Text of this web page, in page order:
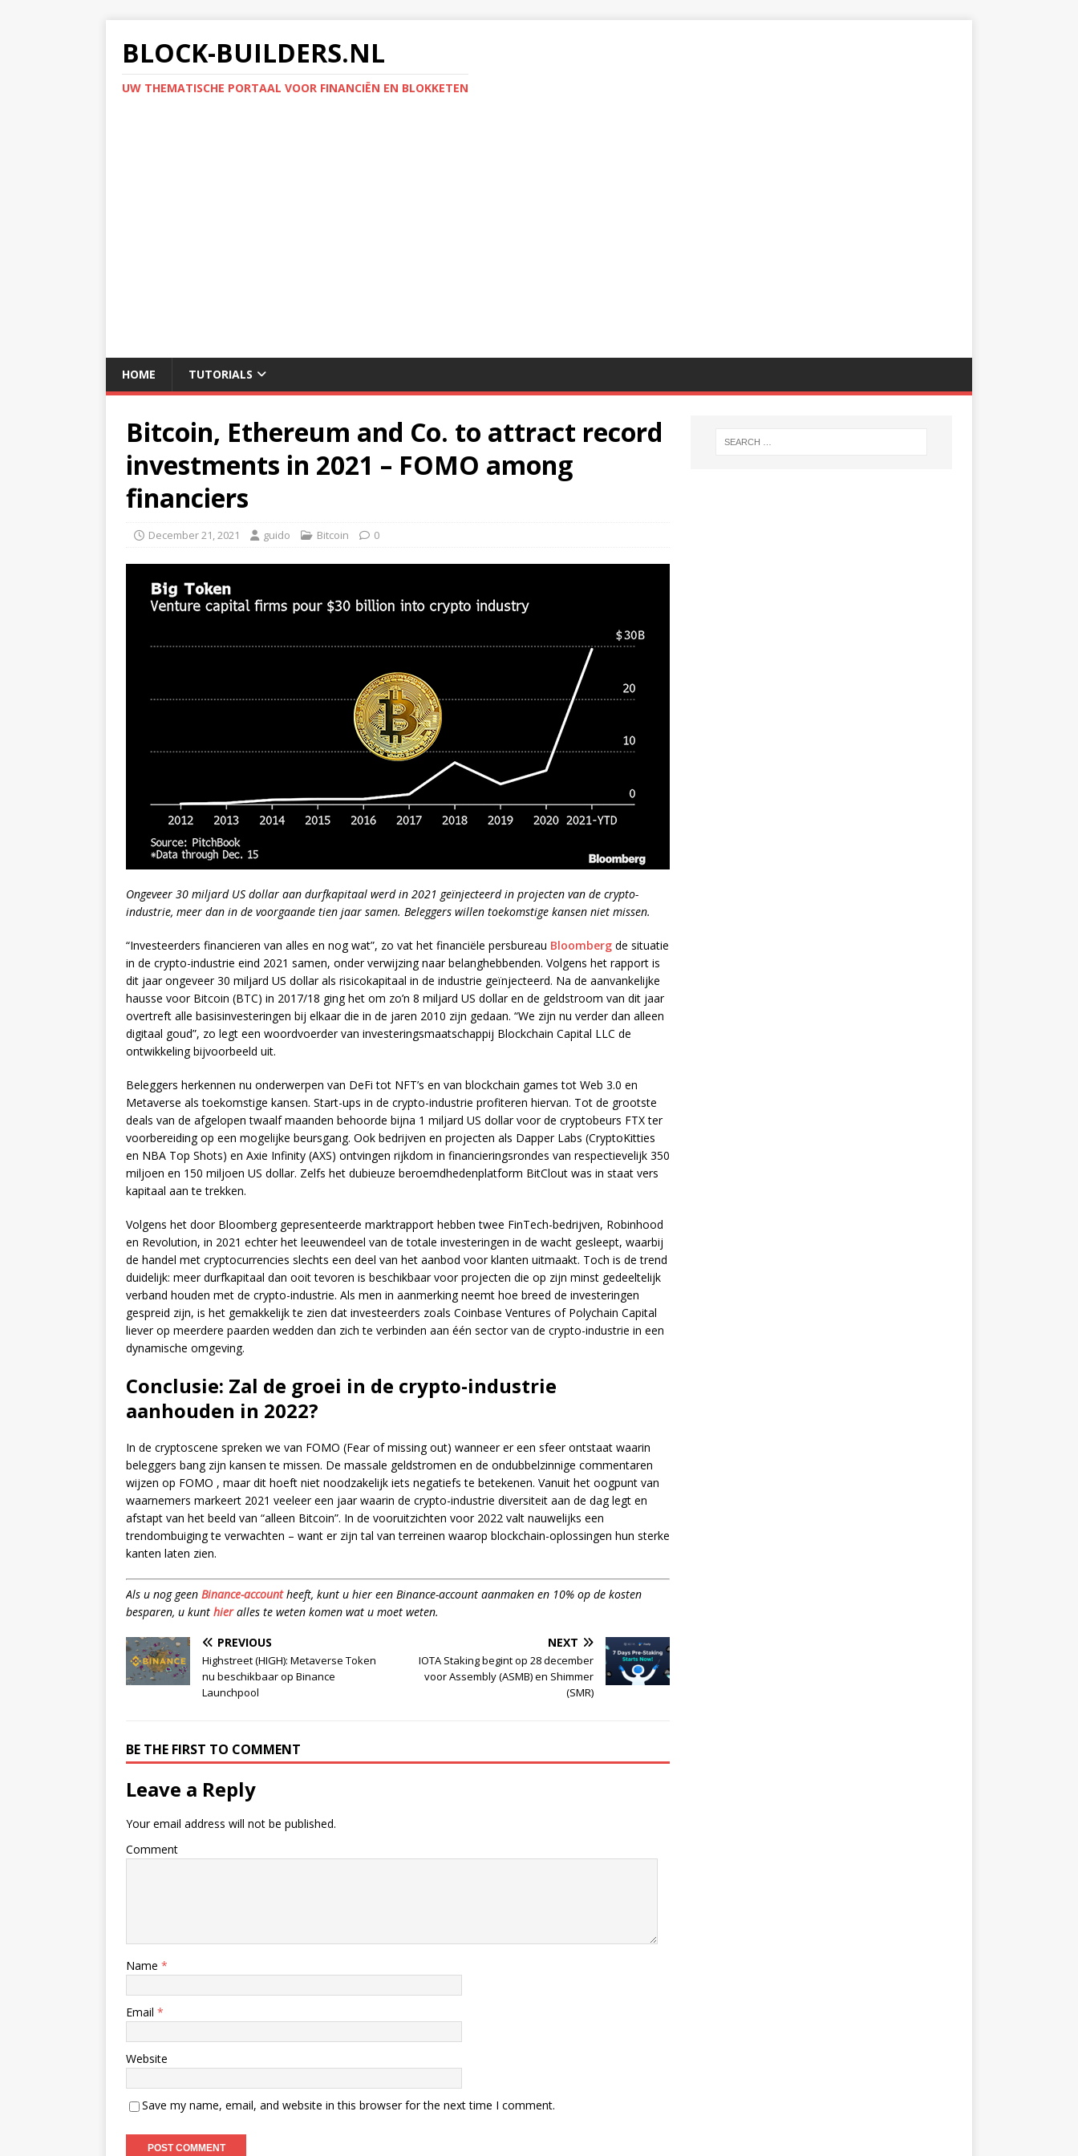
BLOCK-BUILDERS.NL
UW THEMATISCHE PORTAAL VOOR FINANCIËN EN BLOKKETEN
HOME TUTORIALS
Bitcoin, Ethereum and Co. to attract record
investments in 2021 – FOMO among
financiers
December 21, 2021 guido Bitcoin 0
Ongeveer 30 miljard US dollar aan durfkapitaal werd in 2021 geïnjecteerd in projecten van de crypto-
industrie, meer dan in de voorgaande tien jaar samen. Beleggers willen toekomstige kansen niet missen.
“Investeerders financieren van alles en nog wat”, zo vat het financiële persbureau Bloomberg de situatie
in de crypto-industrie eind 2021 samen, onder verwijzing naar belanghebbenden. Volgens het rapport is
dit jaar ongeveer 30 miljard US dollar als risicokapitaal in de industrie geïnjecteerd. Na de aanvankelijke
hausse voor Bitcoin (BTC) in 2017/18 ging het om zo’n 8 miljard US dollar en de geldstroom van dit jaar
overtreft alle basisinvesteringen bij elkaar die in de jaren 2010 zijn gedaan. “We zijn nu verder dan alleen
digitaal goud”, zo legt een woordvoerder van investeringsmaatschappij Blockchain Capital LLC de
ontwikkeling bijvoorbeeld uit.
Beleggers herkennen nu onderwerpen van DeFi tot NFT’s en van blockchain games tot Web 3.0 en
Metaverse als toekomstige kansen. Start-ups in de crypto-industrie profiteren hiervan. Tot de grootste
deals van de afgelopen twaalf maanden behoorde bijna 1 miljard US dollar voor de cryptobeurs FTX ter
voorbereiding op een mogelijke beursgang. Ook bedrijven en projecten als Dapper Labs (CryptoKitties
en NBA Top Shots) en Axie Infinity (AXS) ontvingen rijkdom in financieringsrondes van respectievelijk 350
miljoen en 150 miljoen US dollar. Zelfs het dubieuze beroemdhedenplatform BitClout was in staat vers
kapitaal aan te trekken.
Volgens het door Bloomberg gepresenteerde marktrapport hebben twee FinTech-bedrijven, Robinhood
en Revolution, in 2021 echter het leeuwendeel van de totale investeringen in de wacht gesleept, waarbij
de handel met cryptocurrencies slechts een deel van het aanbod voor klanten uitmaakt. Toch is de trend
duidelijk: meer durfkapitaal dan ooit tevoren is beschikbaar voor projecten die op zijn minst gedeeltelijk
verband houden met de crypto-industrie. Als men in aanmerking neemt hoe breed de investeringen
gespreid zijn, is het gemakkelijk te zien dat investeerders zoals Coinbase Ventures of Polychain Capital
liever op meerdere paarden wedden dan zich te verbinden aan één sector van de crypto-industrie in een
dynamische omgeving.
Conclusie: Zal de groei in de crypto-industrie
aanhouden in 2022?
In de cryptoscene spreken we van FOMO (Fear of missing out) wanneer er een sfeer ontstaat waarin
beleggers bang zijn kansen te missen. De massale geldstromen en de ondubbelzinnige commentaren
wijzen op FOMO , maar dit hoeft niet noodzakelijk iets negatiefs te betekenen. Vanuit het oogpunt van
waarnemers markeert 2021 veeleer een jaar waarin de crypto-industrie diversiteit aan de dag legt en
afstapt van het beeld van “alleen Bitcoin”. In de vooruitzichten voor 2022 valt nauwelijks een
trendombuiging te verwachten – want er zijn tal van terreinen waarop blockchain-oplossingen hun sterke
kanten laten zien.
Als u nog geen Binance-accountheeft, kunt u hier een Binance-account aanmaken en 10% op de kosten
besparen, u kunt hieralles te weten komen wat u moet weten.
PREVIOUS
Highstreet (HIGH): Metaverse Token
nu beschikbaar op Binance
Launchpool
NEXT
IOTA Staking begint op 28 december
voor Assembly (ASMB) en Shimmer
(SMR)
BE THE FIRST TO COMMENT
Leave a Reply
Your email address will not be published.
Comment
Name *
Email *
Website
Save my name, email, and website in this browser for the next time I comment.